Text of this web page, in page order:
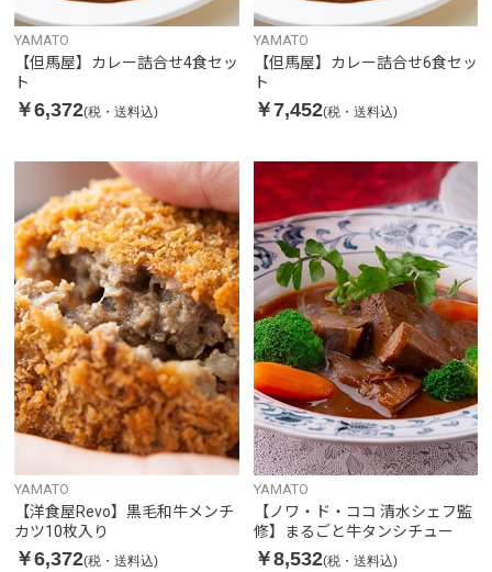
YAMATO
【但馬屋】カレー詰合せ4食セッ
ト
￥6,372(税・送料込)
YAMATO
【但馬屋】カレー詰合せ6食セッ
ト
￥7,452(税・送料込)
YAMATO
【洋食屋Revo】黒毛和牛メンチ
カツ10枚入り
￥6,372(税・送料込)
YAMATO
【ノワ・ド・ココ 清水シェフ監
修】まるごと牛タンシチュー
￥8,532(税・送料込)